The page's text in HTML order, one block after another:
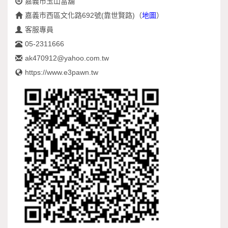
嘉義市西區文化路692號(靠世賢路) （地圖）
客服專員
05-2311666
ak470912@yahoo.com.tw
https://www.e3pawn.tw